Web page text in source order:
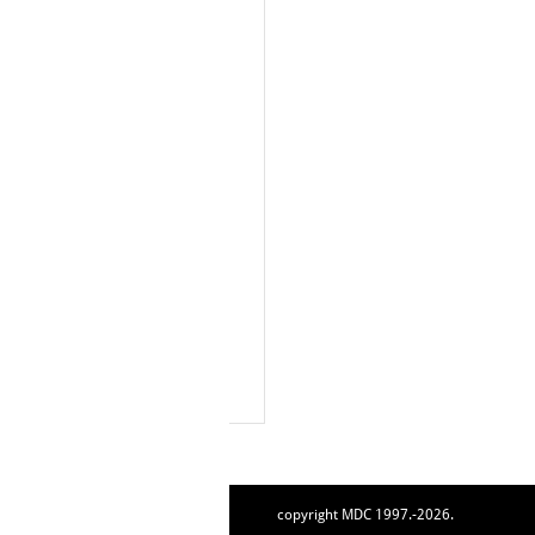
copyright MDC 1997.-2026.